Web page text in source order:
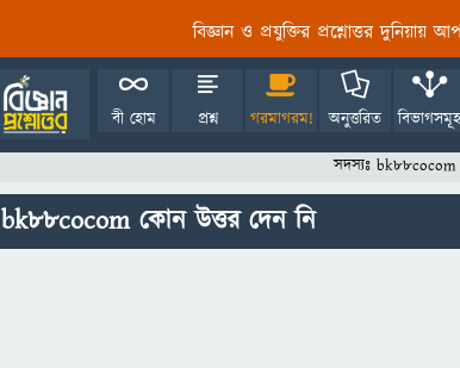
বিজ্ঞান ও প্রযুক্তির প্রশ্নোত্তর দুনিয়ায়
বী হোম প্রশ্ন গরমাগরম! অনুত্তরিত বিভাগসমূহ
সদস্যঃ bk88cocom
bk88cocom কোন উত্তর দেন নি